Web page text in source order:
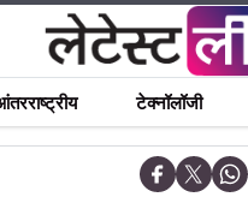
टेक्नॉलॉजी